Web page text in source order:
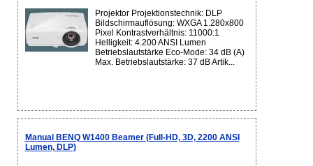
Projektor Projektionstechnik: DLP
Bildschirmauflösung: WXGA 1.280x800
Pixel Kontrastverhältnis: 11000:1
Helligkeit: 4.200 ANSI Lumen
Betriebslautstärke Eco-Mode: 34 dB (A)
Max. Betriebslautstärke: 37 dB Artik...
Manual BENQ W1400 Beamer (Full-HD, 3D, 2200 ANSI
Lumen, DLP)